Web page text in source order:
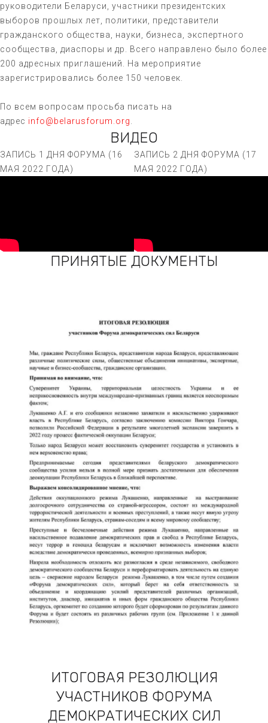
руководители Беларуси, участники президентских
выборов прошлых лет, политики, представители
гражданского общества, науки, бизнеса, экспертного
сообщества, диаспоры и др. Всего направлено было более
200 адресных приглашений. На мероприятие
зарегистрировались более 150 человек.
По всем вопросам просьба писать на
адрес info@belarusforum.org
ВИДЕО
ЗАПИСЬ 1 ДНЯ ФОРУМА (16
МАЯ 2022 ГОДА)
ЗАПИСЬ 2 ДНЯ ФОРУМА (17
МАЯ 2022 ГОДА)
ПРИНЯТЫЕ ДОКУМЕНТЫ
ИТОГОВАЯ РЕЗОЛЮЦИЯ
УЧАСТНИКОВ ФОРУМА
ДЕМОКРАТИЧЕСКИХ СИЛ